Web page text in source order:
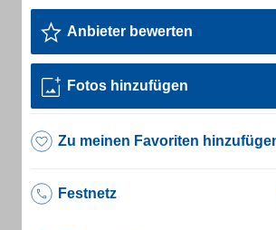
Anbieter bewerten
Fotos hinzufügen
Zu meinen Favoriten
Festnetz